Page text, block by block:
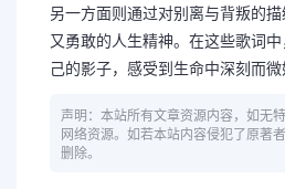
另一方面则通过对别离与背叛的
又勇敢的人生精神。在这些歌词
己的影子，感受到生命中深刻而微
声明：本站所有文章资源内容，如无
网络资源。如若本站内容侵犯了原著
删除。